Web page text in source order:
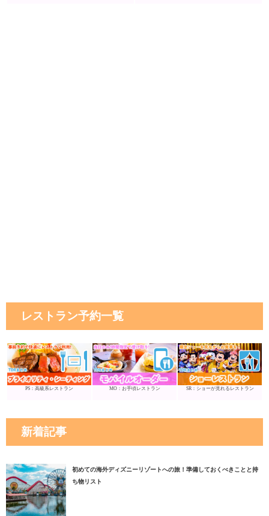
レストラン予約一覧
PS：高級系レストラン MO：お手頃レストラン SR：ショーが見れるレストラン
新着記事
初めての海外ディズニーリゾートへの旅！準備しておくべきことと持
ち物リスト